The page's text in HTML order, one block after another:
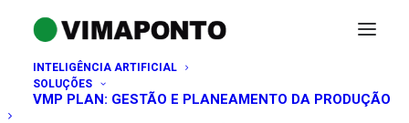
INTELIGÊNCIA ARTIFICIAL
SOLUÇÕES
VMP PLAN: GESTÃO E PLANEAMENTO DA PRODUÇÃO